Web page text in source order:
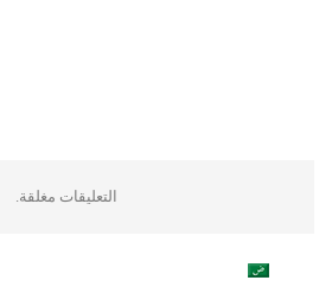
التعليقات مغلقة.